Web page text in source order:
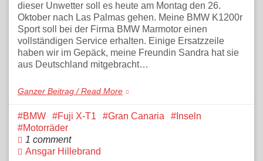
dieser Unwetter soll es heute am Montag den 26.
Oktober nach Las Palmas gehen. Meine BMW K1200r
Sport soll bei der Firma BMW Marmotor einen
vollständigen Service erhalten. Einige Ersatzzeile
haben wir im Gepäck, meine Freundin Sandra hat sie
aus Deutschland mitgebracht…
Ganzer Beitrag / Read More
BMW Fuji X-T1 Gran Canaria
Inseln
Motorräder
1 comment
Ansgar Hillebrand